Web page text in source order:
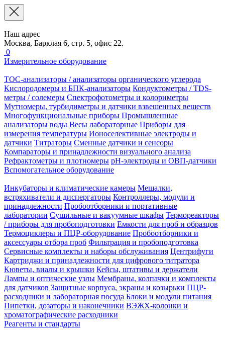
Наш адрес
Москва, Барклая 6, стр. 5, офис 22.
0
Измерительное оборудование
TOC-анализаторы / анализаторы органического углерода
Кислородомеры и БПК-анализаторы Кондуктометры / TDS-
метры / солемеры Спектрофотометры и колориметры
Мутномеры, турбидиметры и датчики взвешенных веществ
Многофункциональные приборы Промышленные
анализаторы воды Весы лабораторные Приборы для
измерения температуры Ионоселективные электроды и
датчики Титраторы Сменные датчики и сенсоры
Компараторы и принадлежности визуального анализа
Рефрактометры и плотномеры pH-электроды и ОВП-датчики
Вспомогательное оборудование
Инкубаторы и климатические камеры Мешалки,
встряхиватели и диспергаторы Контроллеры, модули и
принадлежности Пробоотборники и портативные
лаборатории Сушильные и вакуумные шкафы Термореакторы
/ приборы для пробоподготовки Емкости для проб и образцов
Термоциклеры и ПЦР-оборудование Пробоотборники и
аксессуары отбора проб Фильтрация и пробоподготовка
Сервисные комплекты и наборы обслуживания Центрифуги
Картриджи и принадлежности для цифрового титратора
Кюветы, виалы и крышки Кейсы, штативы и держатели
Лампы и оптические узлы Мембраны, колпачки и комплекты
для датчиков Защитные корпуса, экраны и козырьки ПЦР-
расходники и лабораторная посуда Блоки и модули питания
Пипетки, дозаторы и наконечники ВЭЖХ-колонки и
хроматографические расходники
Реагенты и стандарты